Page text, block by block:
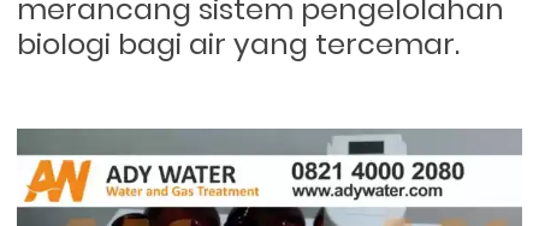
merancang sistem pengelolahan
biologi bagi air yang tercemar.